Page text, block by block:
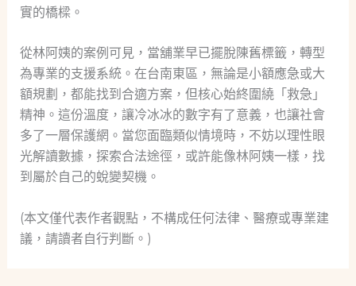
實的橋樑。
從林阿姨的案例可見，當舖業早已擺脫陳舊標籤，轉型
為專業的支援系統。在台南東區，無論是小額應急或大
額規劃，都能找到合適方案，但核心始終圍繞「救急」
精神。這份溫度，讓冷冰冰的數字有了意義，也讓社會
多了一層保護網。當您面臨類似情境時，不妨以理性眼
光解讀數據，探索合法途徑，或許能像林阿姨一樣，找
到屬於自己的蛻變契機。
(本文僅代表作者觀點，不構成任何法律、醫療或專業建
議，請讀者自行判斷。)